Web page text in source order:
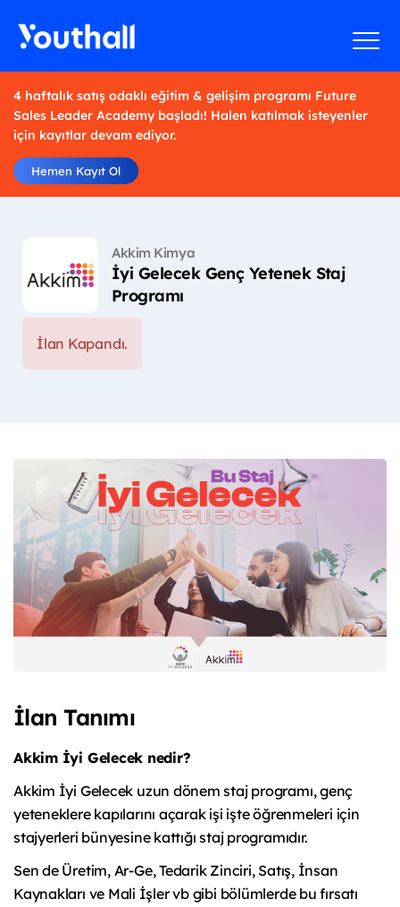
4 haftalık satış odaklı eğitim & gelişim programı Future
Sales Leader Academy başladı! Halen katılmak isteyenler
için kayıtlar devam ediyor.
Hemen Kayıt Ol
Akkim Kimya
İyi Gelecek Genç Yetenek Staj
Programı
İlan Kapandı.
İlan Tanımı
Akkim İyi Gelecek nedir?
Akkim İyi Gelecek uzun dönem staj programı, genç
yeteneklere kapılarını açarak işi işte öğrenmeleri için
stajyerleri bünyesine kattığı staj programıdır.
Sen de Üretim, Ar-Ge, Tedarik Zinciri, Satış, İnsan
Kaynakları ve Mali İşler vb gibi bölümlerde bu fırsatı